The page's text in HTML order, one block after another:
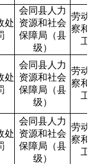
处
会同县人力
资源和社会
保障局（县
级）
劳动
察和
工
处
会同县人力
资源和社会
保障局（县
级）
劳动
察和
工
处
会同县人力
资源和社会
保障局（县
级）
劳动
察和
工